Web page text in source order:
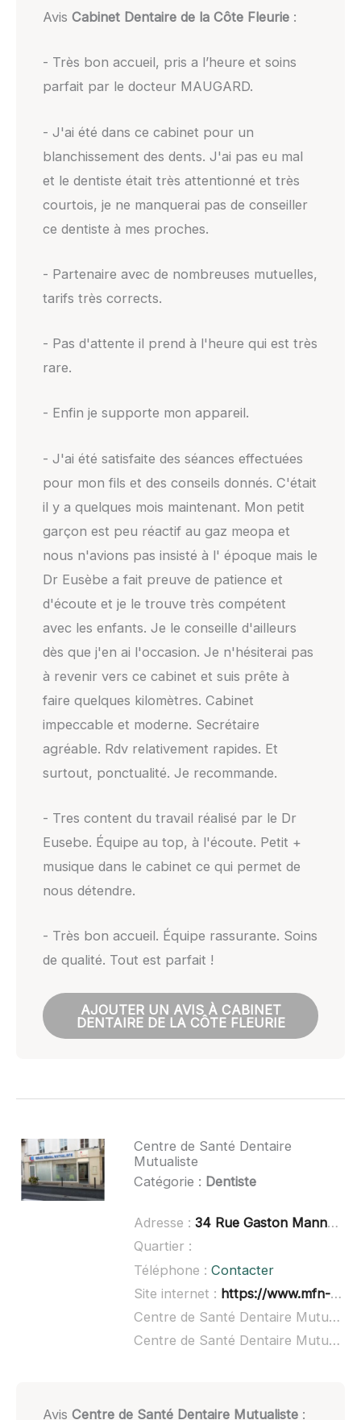
Avis Cabinet Dentaire de la Côte Fleurie:
- Très bon accueil, pris a l’heure et soins
parfait par le docteur MAUGARD.
- J'ai été dans ce cabinet pour un
blanchissement des dents. J'ai pas eu mal
et le dentiste était très attentionné et très
courtois, je ne manquerai pas de conseiller
ce dentiste à mes proches.
- Partenaire avec de nombreuses mutuelles,
tarifs très corrects.
- Pas d'attente il prend à l'heure qui est très
rare.
- Enfin je supporte mon appareil.
- J'ai été satisfaite des séances effectuées
pour mon fils et des conseils donnés. C'était
il y a quelques mois maintenant. Mon petit
garçon est peu réactif au gaz meopa et
nous n'avions pas insisté à l' époque mais le
Dr Eusèbe a fait preuve de patience et
d'écoute et je le trouve très compétent
avec les enfants. Je le conseille d'ailleurs
dès que j'en ai l'occasion. Je n'hésiterai pas
à revenir vers ce cabinet et suis prête à
faire quelques kilomètres. Cabinet
impeccable et moderne. Secrétaire
agréable. Rdv relativement rapides. Et
surtout, ponctualité. Je recommande.
- Tres content du travail réalisé par le Dr
Eusebe. Équipe au top, à l'écoute. Petit +
musique dans le cabinet ce qui permet de
nous détendre.
- Très bon accueil. Équipe rassurante. Soins
de qualité. Tout est parfait !
AJOUTER UN AVIS À CABINET
DENTAIRE DE LA CÔTE FLEURIE
Centre de Santé Dentaire
Mutualiste
Catégorie : Dentiste
Adresse : 34 Rue Gaston Manneville, 14160 Dives-sur-Mer
Quartier :
Téléphone : Contacter
Site internet : https://www.mfn-ssam.fr/
Centre de Santé Dentaire Mutualiste à domicile :
Centre de Santé Dentaire Mutualiste ouvert dimanche :
Avis Centre de Santé Dentaire Mutualiste: